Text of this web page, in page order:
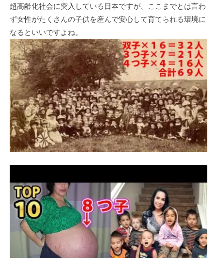
超高齢化社会に突入している日本ですが、ここまでとは言わ
ず女性がたくさんの子供を産んで安心して育てられる環境に
なるといいですよね。